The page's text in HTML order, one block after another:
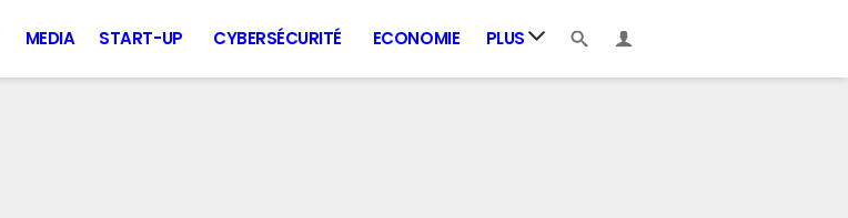
MEDIA START-UP CYBERSÉCURITÉ ECONOMIE PLUS